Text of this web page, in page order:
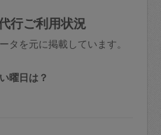
日キャンセル＝依頼
全額
曜日午前9時開始の場
の対象外となるので
照ください：初めて
行ご利用状況
タを元に掲載しています。
曜日は？